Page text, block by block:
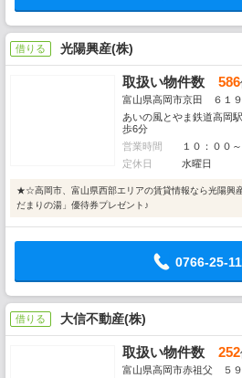
借りる 光陽興産(株)
取扱い物件数 586
富山県高岡市京田 ６１９
あいの風とやま鉄道高岡
歩6分
営業時間
１０：００
定休日
水曜日
★☆高岡市、富山県西部エリアの賃貸情報なら光陽
だまりの湯」優待券プレゼント♪
0766-25-
借りる 大信不動産(株)
取扱い物件数 252
富山県高岡市赤祖父 ５